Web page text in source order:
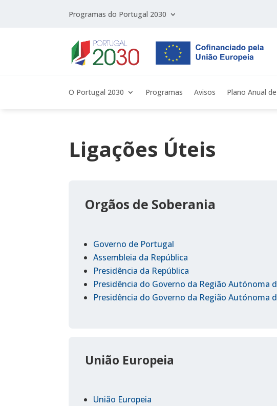
Programas do Portugal 2030
O Portugal 2030 Programas Avisos Plano Anual
Ligações Úteis
Orgãos de Soberania
Governo de Portugal
Assembleia da República
Presidência da República
Presidência do Governo da Região Autónoma
Presidência do Governo da Região Autónoma
União Europeia
União Europeia